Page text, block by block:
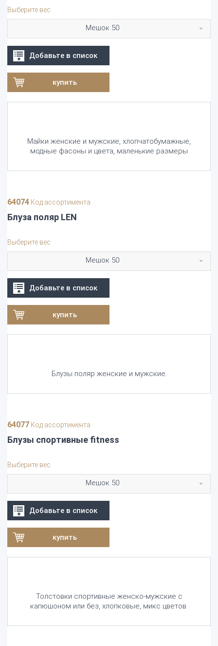
Выберите вес
Мешок 50
Добавьте в список
купить
Майки женские и мужские, хлопчатобумажныe,
модные фасоны и цвета, маленькие размеры
64074 Код ассортимента
Блуза поляр LEN
Выберите вес
Мешок 50
Добавьте в список
купить
Блузы поляр женские и мужские.
64077 Код ассортимента
Блузы спортивные fitness
Выберите вес
Мешок 50
Добавьте в список
купить
Толстовки спортивные женско-мужские с
капюшоном или без, хлопковые, микс цветов.